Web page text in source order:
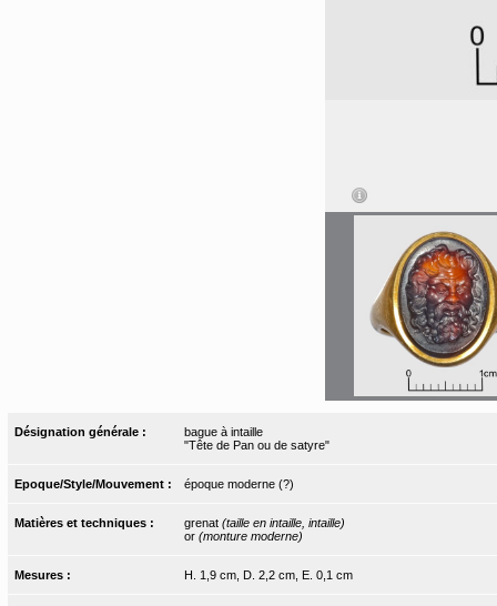
Désignation générale :
bague à intaille
"Tête de Pan ou de satyre"
Epoque/Style/Mouvement : époque moderne (?)
Matières et techniques : grenat (taille en intaille, intaille)
or (monture moderne)
Mesures : H. 1,9 cm, D. 2,2 cm, E. 0,1 cm